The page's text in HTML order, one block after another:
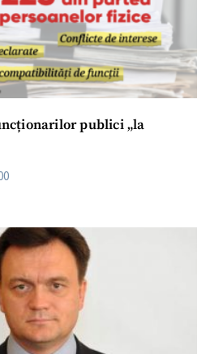
publici „la